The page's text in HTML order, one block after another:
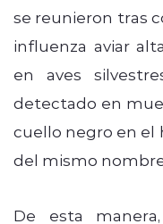
se reunieron tras
influenza aviar
en aves
detectado en
cuello negro en el
del mismo
De esta